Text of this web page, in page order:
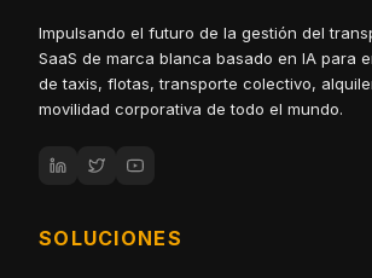
Impulsando el futuro de la gestión del
SaaS de marca blanca basado en IA para
de taxis, flotas, transporte colectivo,
movilidad corporativa de todo el mundo.
SOLUCIONES